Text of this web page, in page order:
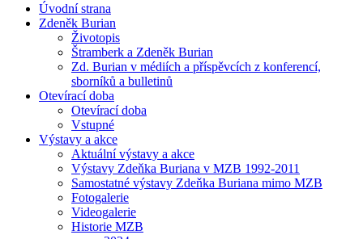
Úvodní strana
Zdeněk Burian
Životopis
Štramberk a Zdeněk Burian
Zd. Burian v médiích a příspěvcích z konferencí,
sborníků a bulletinů
Otevírací doba
Otevírací doba
Vstupné
Výstavy a akce
Aktuální výstavy a akce
Výstavy Zdeňka Buriana v MZB 1992-2011
Samostatné výstavy Zdeňka Buriana mimo MZB
Fotogalerie
Videogalerie
Historie MZB